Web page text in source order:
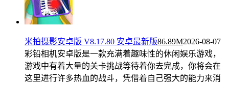
米拍摄影安卓版 V8.17.80 安卓最新版86.89M2026-08-07
彩铅相机安卓版是一款充满着趣味性的休闲娱乐游戏，
游戏中有着大量的关卡挑战等待着你去完成，你将会在
这里进行许多热血的战斗，凭借着自己强大的能力来消